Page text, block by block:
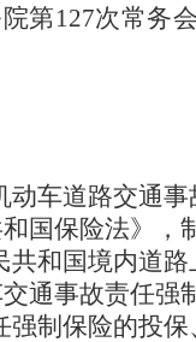
院第127次常
动车道路交通
国保险法》，
共和国境内道
通事故责任强
制保险的投保